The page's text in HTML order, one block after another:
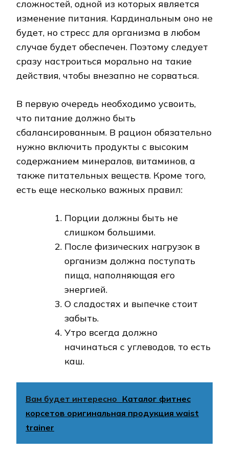
сложностей, одной из которых является
изменение питания. Кардинальным оно не
будет, но стресс для организма в любом
случае будет обеспечен. Поэтому следует
сразу настроиться морально на такие
действия, чтобы внезапно не сорваться.
В первую очередь необходимо усвоить,
что питание должно быть
сбалансированным. В рацион обязательно
нужно включить продукты с высоким
содержанием минералов, витаминов, а
также питательных веществ. Кроме того,
есть еще несколько важных правил:
Порции должны быть не
слишком большими.
После физических нагрузок в
организм должна поступать
пища, наполняющая его
энергией.
О сладостях и выпечке стоит
забыть.
Утро всегда должно
начинаться с углеводов, то есть
каш.
Вам будет интересно Каталог фитнес
корсетов оригинальная продукция waist
trainer